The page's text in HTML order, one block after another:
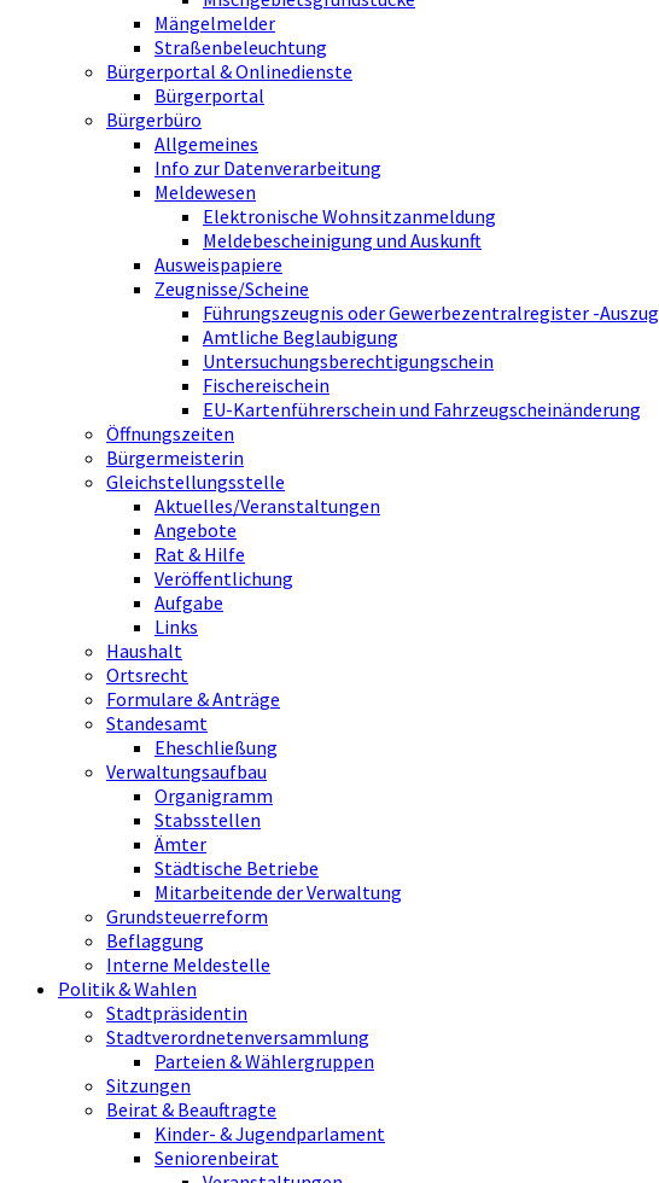
Mängelmelder
Straßenbeleuchtung
Bürgerportal & Onlinedienste
Bürgerportal
Bürgerbüro
Allgemeines
Info zur Datenverarbeitung
Meldewesen
Elektronische Wohnsitzanmeldung
Meldebescheinigung und Auskunft
Ausweispapiere
Zeugnisse/Scheine
Führungszeugnis oder Gewerbezentralregister -Auszug
Amtliche Beglaubigung
Untersuchungsberechtigungschein
Fischereischein
EU-Kartenführerschein und Fahrzeugscheinänderung
Öffnungszeiten
Bürgermeisterin
Gleichstellungsstelle
Aktuelles/Veranstaltungen
Angebote
Rat & Hilfe
Veröffentlichung
Aufgabe
Links
Haushalt
Ortsrecht
Formulare & Anträge
Standesamt
Eheschließung
Verwaltungsaufbau
Organigramm
Stabsstellen
Ämter
Städtische Betriebe
Mitarbeitende der Verwaltung
Grundsteuerreform
Beflaggung
Interne Meldestelle
Politik & Wahlen
Stadtpräsidentin
Stadtverordnetenversammlung
Parteien & Wählergruppen
Sitzungen
Beirat & Beauftragte
Kinder- & Jugendparlament
Seniorenbeirat